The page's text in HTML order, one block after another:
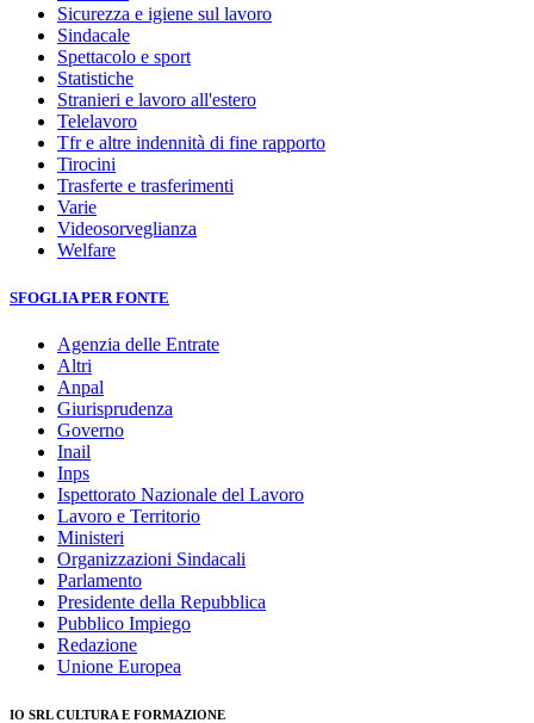
Sicurezza e igiene sul lavoro
Sindacale
Spettacolo e sport
Statistiche
Stranieri e lavoro all'estero
Telelavoro
Tfr e altre indennità di fine rapporto
Tirocini
Trasferte e trasferimenti
Varie
Videosorveglianza
Welfare
SFOGLIA PER FONTE
Agenzia delle Entrate
Altri
Anpal
Giurisprudenza
Governo
Inail
Inps
Ispettorato Nazionale del Lavoro
Lavoro e Territorio
Ministeri
Organizzazioni Sindacali
Parlamento
Presidente della Repubblica
Pubblico Impiego
Redazione
Unione Europea
IO SRL CULTURA E FORMAZIONE